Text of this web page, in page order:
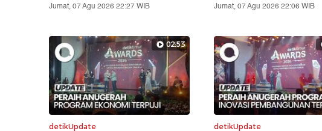
Jumat, 07 Agu 2026 22:27 WIB
Jumat, 07 Agu 2026 22:06 WIB
02:53
detikUpdate detikUpdate